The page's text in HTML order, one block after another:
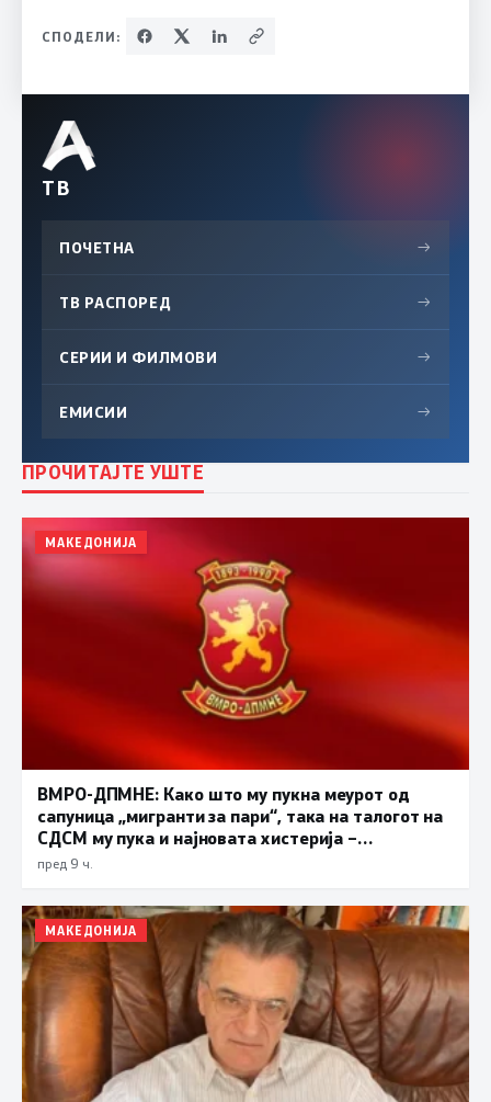
СПОДЕЛИ:
ТВ
ПОЧЕТНА →
ТВ РАСПОРЕД →
СЕРИИ И ФИЛМОВИ →
ЕМИСИИ →
ПРОЧИТАЈТЕ УШТЕ
МАКЕДОНИЈА
ВМРО-ДПМНЕ: Како што му пукна меурот од
сапуница „мигранти за пари“, така на талогот на
СДСМ му пука и најновата хистерија –
прифаќање на француски предлог
пред 9 ч.
МАКЕДОНИЈА